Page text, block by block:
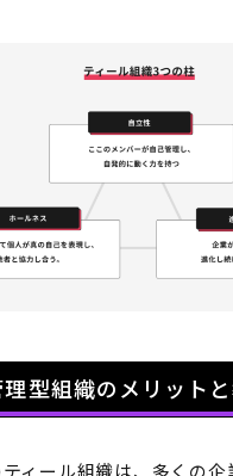
理型組織のメリット